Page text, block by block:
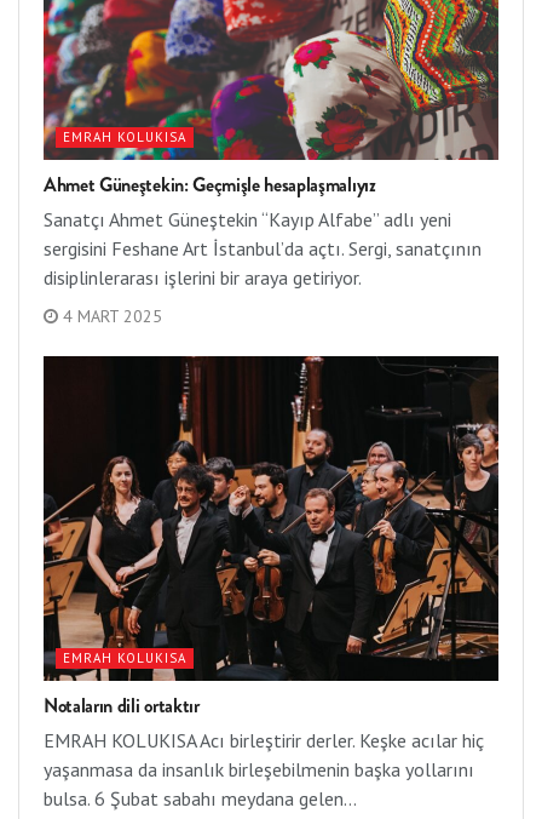
EMRAH KOLUKISA
Ahmet Güneştekin: Geçmişle hesaplaşmalıyız
Sanatçı Ahmet Güneştekin “Kayıp Alfabe” adlı yeni
sergisini Feshane Art İstanbul’da açtı. Sergi, sanatçının
disiplinlerarası işlerini bir araya getiriyor.
4 MART 2025
EMRAH KOLUKISA
Notaların dili ortaktır
EMRAH KOLUKISA Acı birleştirir derler. Keşke acılar hiç
yaşanmasa da insanlık birleşebilmenin başka yollarını
bulsa. 6 Şubat sabahı meydana gelen...